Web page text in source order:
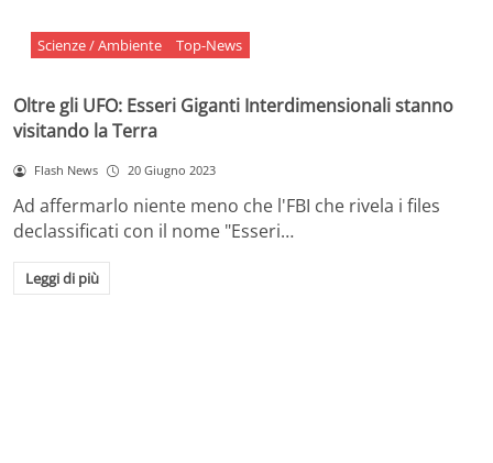
Scienze / Ambiente Top-News
Oltre gli UFO: Esseri Giganti Interdimensionali stanno
visitando la Terra
Flash News 20 Giugno 2023
Ad affermarlo niente meno che l'FBI che rivela i files
declassificati con il nome "Esseri…
Leggi di più